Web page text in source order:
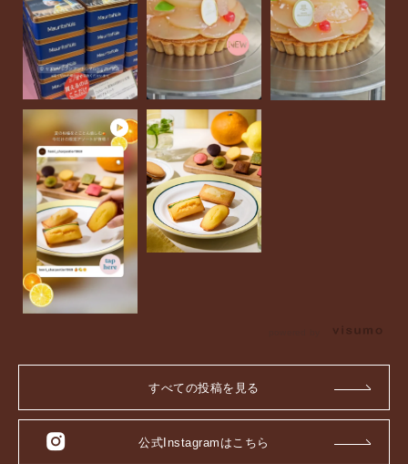
すべての投稿を見る
公式Instagramはこちら